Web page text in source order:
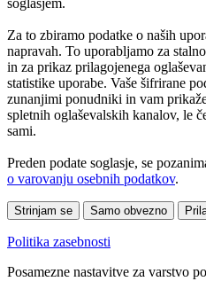
Za to zbiramo podatke o naših
napravah. To uporabljamo za
in za prikaz prilagojenega
statistike uporabe. Vaše šifrirane
zunanjimi ponudniki in vam
spletnih oglaševalskih kanalov, le
sami.
Preden podate soglasje, se
o varovanju osebnih podatkov.
Strinjam se Samo obvezno
Politika zasebnosti
Posamezne nastavitve za varstvo